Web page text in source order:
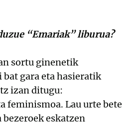
“Emariak” liburua?
sortu ginenetik
gara eta hasieratik
izan ditugu:
feminismoa. Lau urte bete
eskatzen